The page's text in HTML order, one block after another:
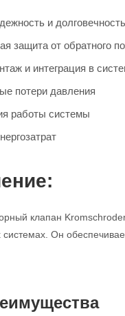
и долговечность
защита от обратного
и интеграция в
потери давления
работы системы
клапан
Он